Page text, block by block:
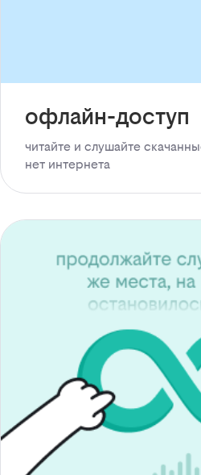
офлайн-доступ
читайте и слушайте
нет интернета